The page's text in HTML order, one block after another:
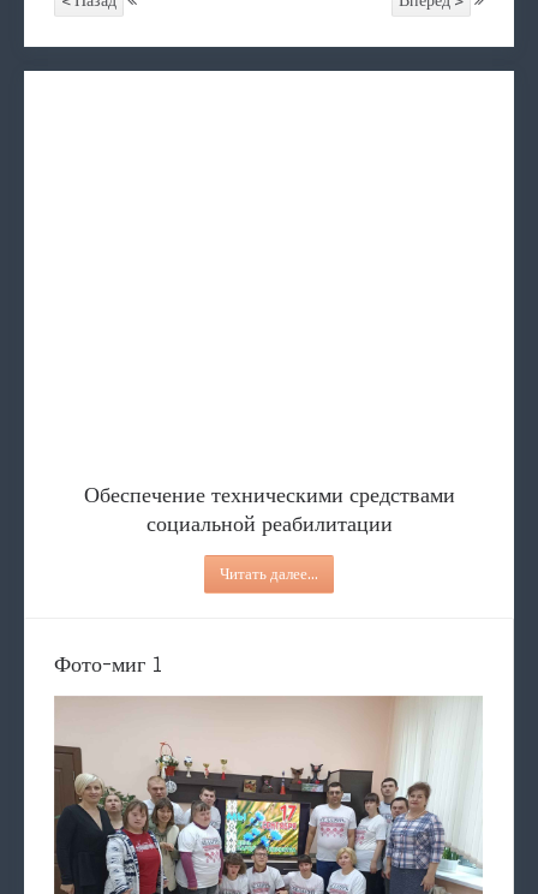
Обеспечение техническими средствами
социальной реабилитации
Читать далее...
Фото-миг 1